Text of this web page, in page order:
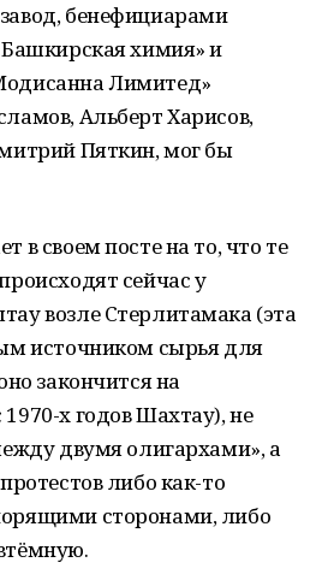
бенефициарами
химия» и
Лимитед»
Альберт Харисов,
Пяткин, мог бы
в своем посте на то, что те
сейчас у
возле Стерлитамака (эта
источником сырья для
закончится на
х годов Шахтау), не
двумя олигархами», а
либо как-то
сторонами, либо